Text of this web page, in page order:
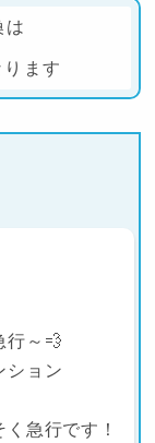
ます
行～💨
ション
急行です！